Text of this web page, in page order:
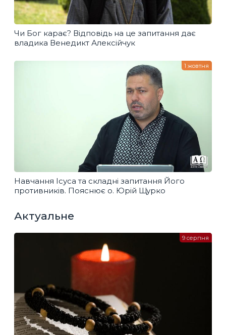
Чи Бог карає? Відповідь на це запитання дає
владика Венедикт Алексійчук
Навчання Ісуса та складні запитання Його
противників. Пояснює о. Юрій Щурко
1 жовтня
Актуальне
9 серпня